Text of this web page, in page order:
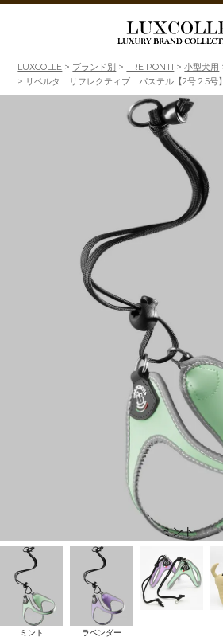
LUXCOLLE ブランド別 TRE PONTI 小型犬用
リベルタ リフレクティブ パステル【2号 2.5号】
ミント
ミント ラベンダー